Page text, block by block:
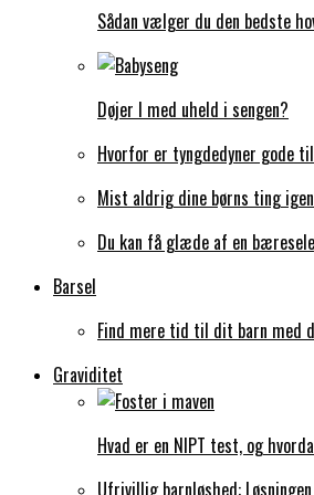
Sådan vælger du den bedste
Døjer I med uheld i sengen?
Hvorfor er tyngdedyner gode
Mist aldrig dine børns ting
Du kan få glæde af en
Barsel
Find mere tid til dit barn med
Graviditet
Hvad er en NIPT test, og
Ufrivillig barnløshed: